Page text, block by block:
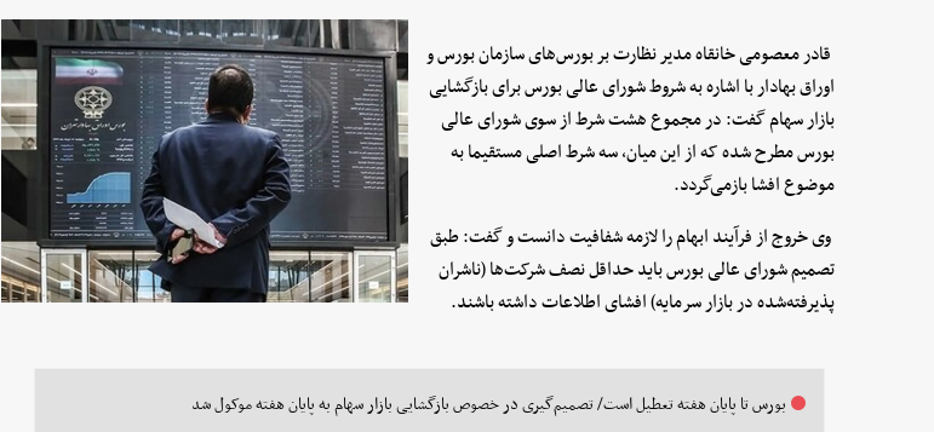
قادر معصومی خانقاه مدیر نظارت بر بورس‌های سازمان بورس و
اوراق بهادار با اشاره به شروط شورای عالی بورس برای بازگشایی
بازار سهام گفت: در مجموع هشت شرط از سوی شورای عالی
بورس مطرح شده که از این میان، سه شرط اصلی مستقیما به
موضوع افشا بازمی‌گردد.
وی خروج از فرآیند ابهام را لازمه شفافیت دانست و گفت: طبق
تصمیم شورای عالی بورس باید حداقل نصف شرکت‌ها (ناشران
پذیرفته‌شده در بازار سرمایه) افشای اطلاعات داشته باشند.
بورس تا پایان هفته تعطیل است/ تصمیم‌گیری در خصوص بازگشایی بازار سهام به پایان هفته موکول شد